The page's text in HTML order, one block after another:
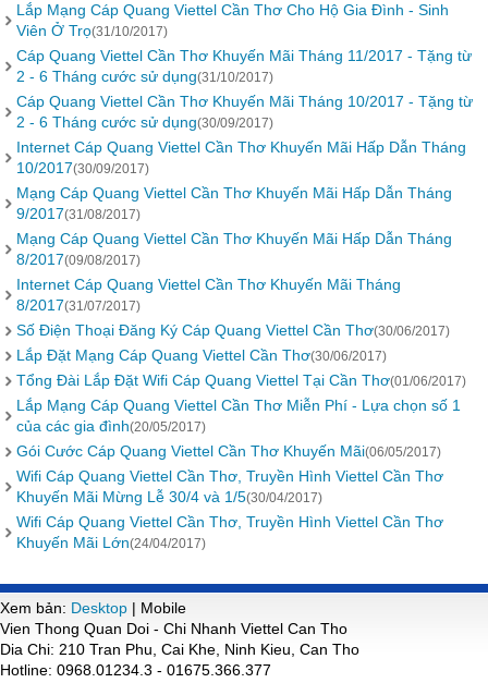
Lắp Mạng Cáp Quang Viettel Cần Thơ Cho Hộ Gia Đình - Sinh
Viên Ở Trọ(31/10/2017)
Cáp Quang Viettel Cần Thơ Khuyến Mãi Tháng 11/2017 - Tặng từ
2 - 6 Tháng cước sử dụng(31/10/2017)
Cáp Quang Viettel Cần Thơ Khuyến Mãi Tháng 10/2017 - Tặng từ
2 - 6 Tháng cước sử dụng(30/09/2017)
Internet Cáp Quang Viettel Cần Thơ Khuyến Mãi Hấp Dẫn Tháng
10/2017(30/09/2017)
Mạng Cáp Quang Viettel Cần Thơ Khuyến Mãi Hấp Dẫn Tháng
9/2017(31/08/2017)
Mạng Cáp Quang Viettel Cần Thơ Khuyến Mãi Hấp Dẫn Tháng
8/2017(09/08/2017)
Internet Cáp Quang Viettel Cần Thơ Khuyến Mãi Tháng
8/2017(31/07/2017)
Số Điện Thoại Đăng Ký Cáp Quang Viettel Cần Thơ(30/06/2017)
Lắp Đặt Mạng Cáp Quang Viettel Cần Thơ(30/06/2017)
Tổng Đài Lắp Đặt Wifi Cáp Quang Viettel Tại Cần Thơ(01/06/2017)
Lắp Mạng Cáp Quang Viettel Cần Thơ Miễn Phí - Lựa chọn số 1
của các gia đình(20/05/2017)
Gói Cước Cáp Quang Viettel Cần Thơ Khuyến Mãi(06/05/2017)
Wifi Cáp Quang Viettel Cần Thơ, Truyền Hình Viettel Cần Thơ
Khuyến Mãi Mừng Lễ 30/4 và 1/5(30/04/2017)
Wifi Cáp Quang Viettel Cần Thơ, Truyền Hình Viettel Cần Thơ
Khuyến Mãi Lớn(24/04/2017)
Xem bản: Desktop | Mobile
Vien Thong Quan Doi - Chi Nhanh Viettel Can Tho
Dia Chi: 210 Tran Phu, Cai Khe, Ninh Kieu, Can Tho
Hotline: 0968.01234.3 - 01675.366.377